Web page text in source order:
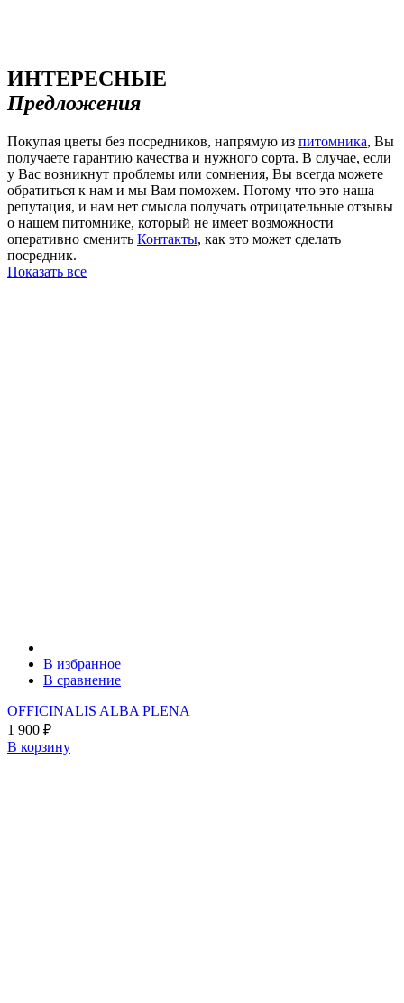
ИНТЕРЕСНЫЕ
Предложения
Покупая цветы без посредников, напрямую из питомника, Вы
получаете гарантию качества и нужного сорта. В случае, если
у Вас возникнут проблемы или сомнения, Вы всегда можете
обратиться к нам и мы Вам поможем. Потому что это наша
репутация, и нам нет смысла получать отрицательные отзывы
о нашем питомнике, который не имеет возможности
оперативно сменить Контакты, как это может сделать
посредник.
Показать все
В избранное
В сравнение
OFFICINALIS ALBA PLENA
1 900 ₽
В корзину